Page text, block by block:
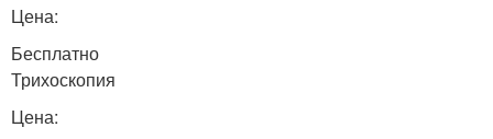
Цена:
Бесплатно
Трихоскопия
Цена: